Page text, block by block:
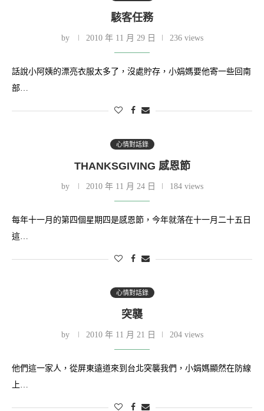
駭客任務
by 2010 年 11 月 29 日 236 views
話說小阿姨的漂亮衣服太多了，沒處貯存，小娟媽要他寄一些回南
部…
心情對話錄
THANKSGIVING 感恩節
by 2010 年 11 月 24 日 184 views
每年十一月的第四個星期四是感恩節，今年就落在十一月二十五日
這…
心情對話錄
突襲
by 2010 年 11 月 21 日 204 views
他們這一家人，從屏東遠道來到台北突襲我們，小娟媽顯然在防線
上…